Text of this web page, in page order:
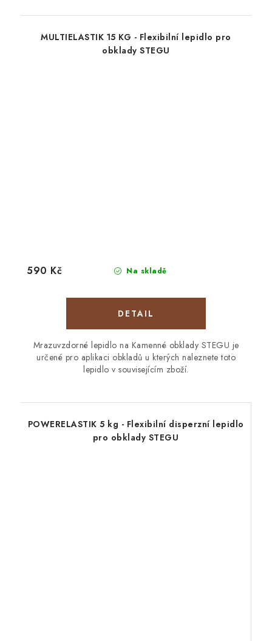
MULTIELASTIK 15 KG - Flexibilní lepidlo pro
obklady STEGU
Na skladě
590 Kč
Mrazuvzdorné lepidlo na Kamenné obklady STEGU je
určené pro aplikaci obkladů u kterých naleznete toto
lepidlo v souvisejícím zboží.
POWERELASTIK 5 kg - Flexibilní disperzní lepidlo
pro obklady STEGU